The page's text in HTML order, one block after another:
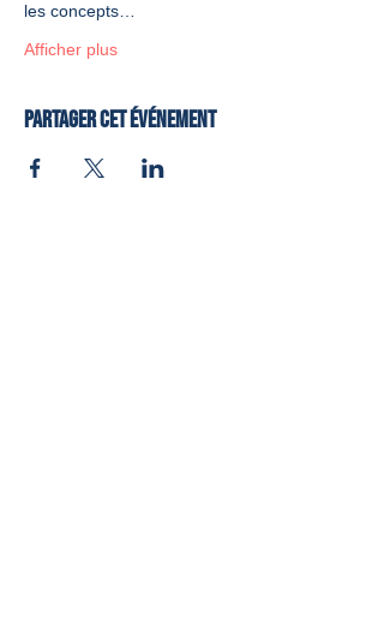
les concepts…
Afficher plus
Partager cet événement